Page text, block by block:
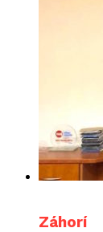
Záhorí